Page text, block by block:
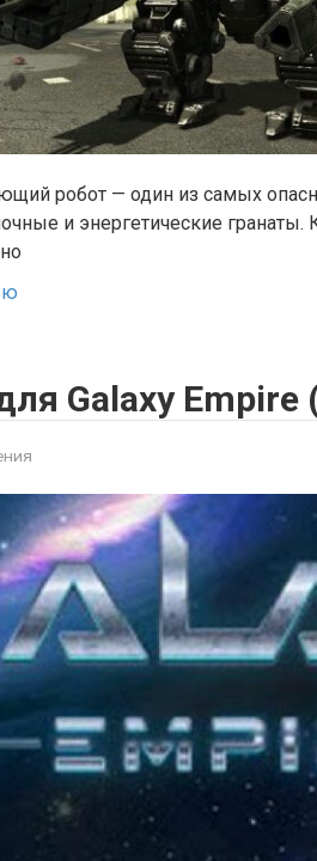
робот — один из самых
и энергетические
Galaxy Empire